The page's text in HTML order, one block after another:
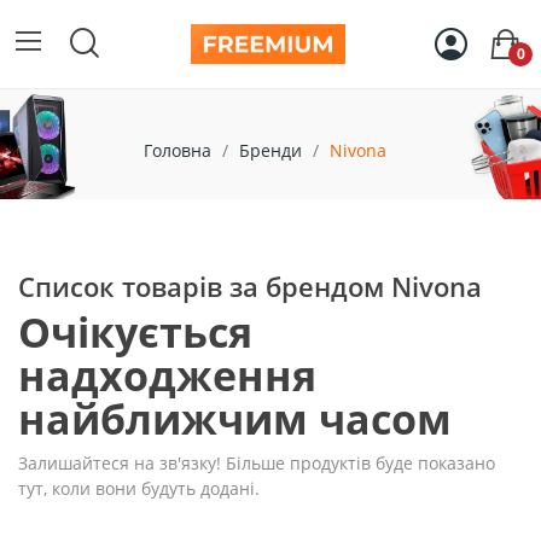
0
Головна Бренди Nivona
Список товарів за брендом Nivona
Очікується
надходження
найближчим часом
Залишайтеся на зв'язку! Більше продуктів буде показано
тут, коли вони будуть додані.